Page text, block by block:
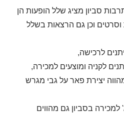
סביון מציג שלל הופעות הן
וסרטים וכן גם הרצאות בשלל
לרכישה,
לקניה ומוצעים למכירה,
יצירת פאר על גבי מגרש
למכירה בסביון גם מהווים